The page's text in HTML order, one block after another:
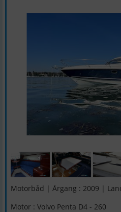
Motorbåd | Årgang : 2009 |
Motor : Volvo Penta D4 - 260